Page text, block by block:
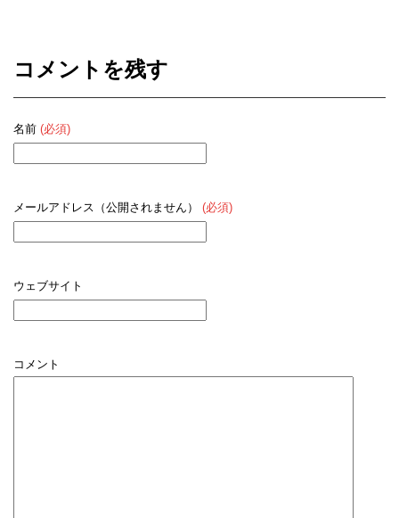
コメントを残す
名前 (必須)
メールアドレス（公開されません） (必須)
ウェブサイト
コメント